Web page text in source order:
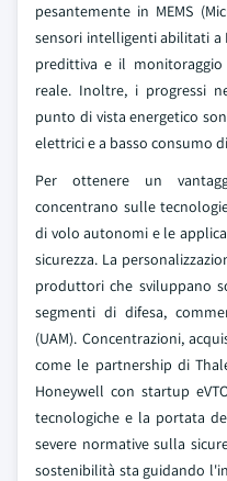
pesantemente in MEMS
sensori intelligenti abilitati a
predittiva e il
reale. Inoltre, i progressi
punto di vista energetico
elettrici e a basso consumo
Per ottenere un
concentrano sulle
di volo autonomi e le
sicurezza. La
produttori che sviluppano
segmenti di difesa,
(UAM). Concentrazioni,
come le partnership di
Honeywell con startup
tecnologiche e la portata
severe normative sulla
sostenibilità sta guidando